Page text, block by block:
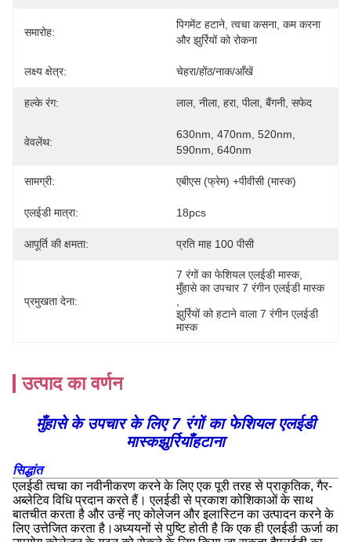
समारोह:
पिगमेंट हटाने, त्वचा कसना, कम करना
और झुर्रियों को रोकना
लक्ष्य क्षेत्र: चेहरा/होंठ/नाक/आँखें
हल्के रंग: लाल, नीला, हरा, पीला, बैंगनी, सफेद
वेवलेंथ:
630nm, 470nm, 520nm,
590nm, 640nm
सामग्री: एबीएस (फ्रेम) +पीवीसी (मास्क)
एलईडी मात्रा: 18pcs
आपूर्ति की क्षमता: प्रति माह 100 पीसी
प्रमुखता देना:
7 रंगों का फेशियल एलईडी मास्क,
मुँहासे का उपचार 7 रंगीन एलईडी मास्क
झुर्रियों को हटाने वाला 7 रंगीन एलईडी
मास्क
उत्पाद का वर्णन
मुँहासे के उपचार के लिए 7 रंगों का फेशियल एलईडी
मास्कझुर्रियाँहटाना
सिद्धांत
एलईडी त्वचा का नवीनीकरण करने के लिए एक पूरी तरह से प्राकृतिक, गैर-
अब्लेटिव विधि प्रदान करते हैं। एलईडी से प्रकाश कोशिकाओं के साथ
बातचीत करता है और उन्हें नए कोलेजन और इलास्टिन का उत्पादन करने के
लिए उत्तेजित करता है।अध्ययनों से पुष्टि होती है कि एक ही एलईडी ऊर्जा का